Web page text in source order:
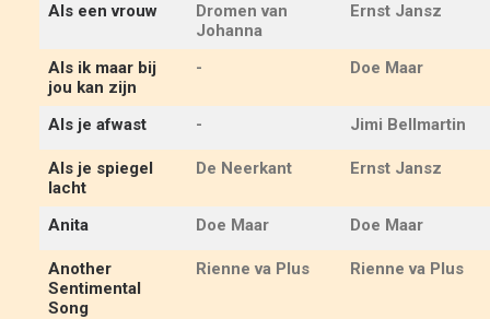
Als een vrouw
Dromen van
Johanna
Ernst Jansz
Als ik maar bij
jou kan zijn
- Doe Maar
Als je afwast - Jimi Bellmartin
Als je spiegel
lacht
De Neerkant Ernst Jansz
Anita Doe Maar Doe Maar
Another
Sentimental
Song
Rienne va Plus Rienne va Plus